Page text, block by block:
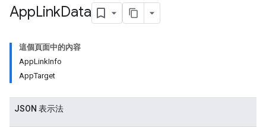
AppLinkData
這個頁面中的內容
AppLinkInfo
AppTarget
JSON 表示法